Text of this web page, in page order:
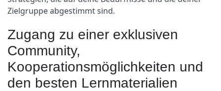
Zielgruppe abgestimmt sind.
Zugang zu einer exklusiven
Community,
Kooperationsmöglichkeiten und
den besten Lernmaterialien